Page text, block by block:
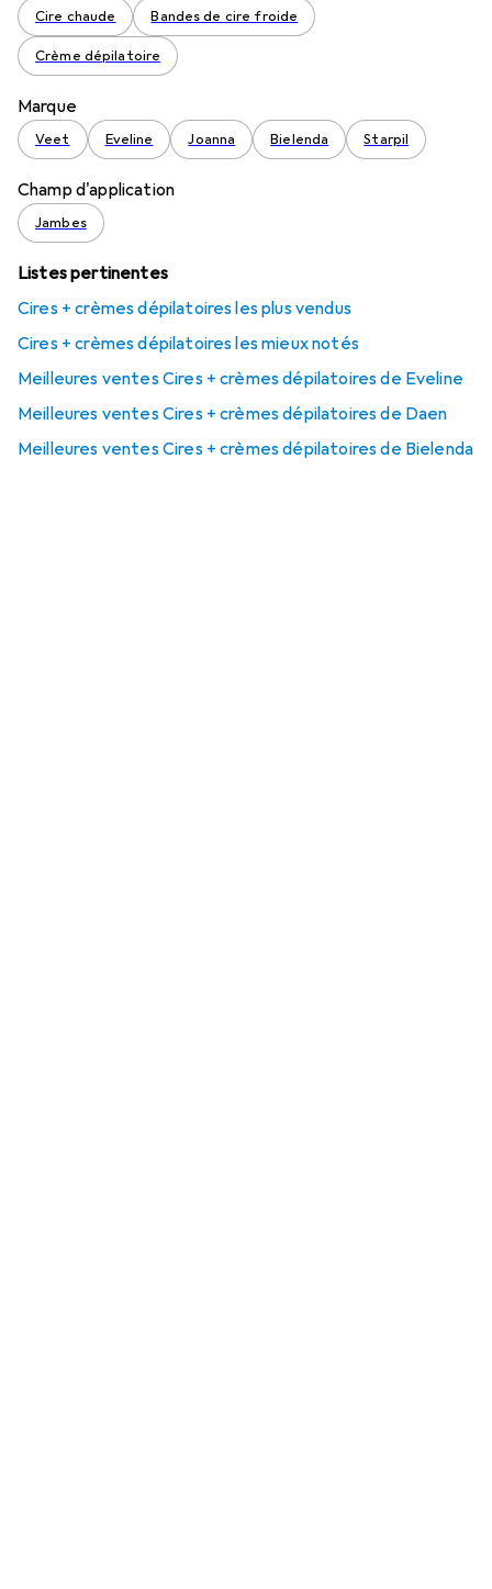
Cire chaude Bandes de cire froide
Crème dépilatoire
Marque
Veet Eveline Joanna Bielenda Starpil
Champ d'application
Jambes
Listes pertinentes
Cires + crèmes dépilatoires les plus vendus
Cires + crèmes dépilatoires les mieux notés
Meilleures ventes Cires + crèmes dépilatoires de Eveline
Meilleures ventes Cires + crèmes dépilatoires de Daen
Meilleures ventes Cires + crèmes dépilatoires de Bielenda